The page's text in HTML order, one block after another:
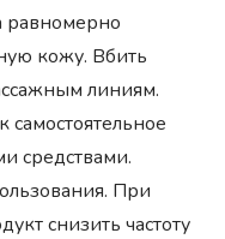
равномерно
кожу. Вбить
линиям.
самостоятельное
средствами.
При
снизить частоту